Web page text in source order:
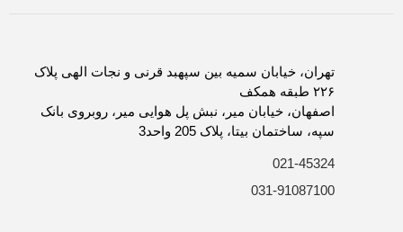
روش های ارسال کالا
تماس با ادبازار
فرصت های شغلی
تهران، خیابان سمیه بین سپهبد قرنی و نجات الهی پلاک
۲۲۶ طبقه همکف
اصفهان، خیابان میر، نبش پل هوایی میر، روبروی بانک
سپه، ساختمان بیتا، پلاک 205 واحد3
021-45324
031-91087100